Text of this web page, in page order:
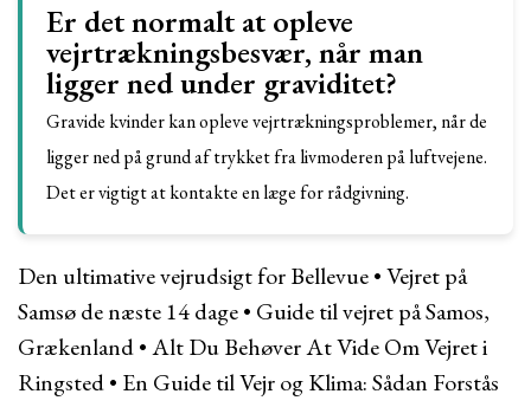
Er det normalt at opleve
vejrtrækningsbesvær, når man
ligger ned under graviditet?
Gravide kvinder kan opleve vejrtrækningsproblemer, når de
ligger ned på grund af trykket fra livmoderen på luftvejene.
Det er vigtigt at kontakte en læge for rådgivning.
Den ultimative vejrudsigt for Bellevue•Vejret på
Samsø de næste 14 dage• Guide til vejret på Samos,
Grækenland•Alt Du Behøver At Vide Om Vejret i
Ringsted• En Guide til Vejr og Klima: Sådan Forstås